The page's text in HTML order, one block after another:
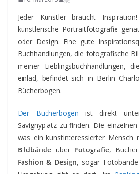
Jeder Künstler braucht
künstlerische Portraitfotografie
oder Design. Eine gute
Buchhandlungen, die fotografische
meiner Lieblingsbuchhandlungen,
einläd, befindet sich in Berlin
Bücherbogen.
Der Bücherbogen ist direkt
Savignyplatz zu finden. Die
was ein kunstinteressierter Mensch
Bildbände über Fotografie,
Fashion & Design, sogar